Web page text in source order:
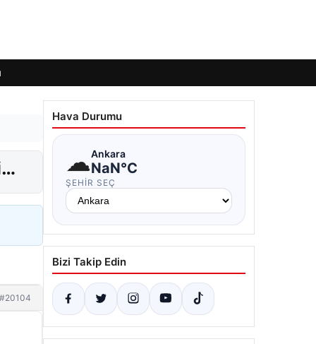
#20104
Hava Durumu
☁Ankara
NaN°C
ŞEHIR SEÇ
Bizi Takip Edin